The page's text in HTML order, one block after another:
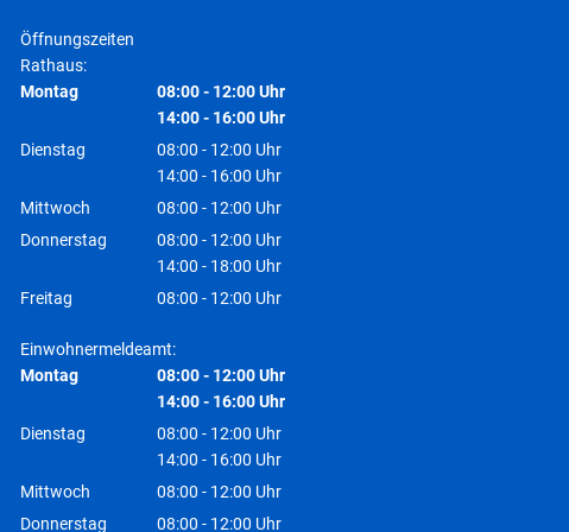
Öffnungszeiten
Rathaus:
Montag
08:00- 12:00Uhr
Von 08:00 bis 12:00 Uhr
14:00- 16:00Uhr
Von 14:00 bis 16:00 Uhr
Dienstag 08:00 - 12:00 Uhr
Von 08:00 bis 12:00 Uhr
14:00 - 16:00 Uhr
Von 14:00 bis 16:00 Uhr
Mittwoch 08:00 - 12:00 Uhr
Von 08:00 bis 12:00 Uhr
Donnerstag 08:00 - 12:00 Uhr
Von 08:00 bis 12:00 Uhr
14:00 - 18:00 Uhr
Von 14:00 bis 18:00 Uhr
Freitag 08:00 - 12:00 Uhr
Einwohnermeldeamt:
Montag
08:00- 12:00Uhr
Von 08:00 bis 12:00 Uhr
14:00- 16:00Uhr
Von 14:00 bis 16:00 Uhr
Dienstag 08:00 - 12:00 Uhr
Von 08:00 bis 12:00 Uhr
14:00 - 16:00 Uhr
Von 14:00 bis 16:00 Uhr
Mittwoch 08:00 - 12:00 Uhr
Von 08:00 bis 12:00 Uhr
Donnerstag 08:00 - 12:00 Uhr